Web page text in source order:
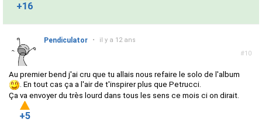
+16
#10
Pendiculator • il y a 12 ans
Au premier bend j'ai cru que tu allais nous refaire le solo de l'album
. En tout cas ça a l'air de t'inspirer plus que Petrucci.
Ça va envoyer du très lourd dans tous les sens ce mois ci on dirait.
+5